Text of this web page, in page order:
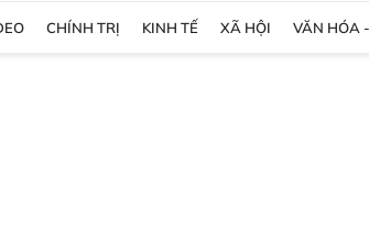
CHÍNH TRỊ KINH TẾ XÃ HỘI VĂN HÓA